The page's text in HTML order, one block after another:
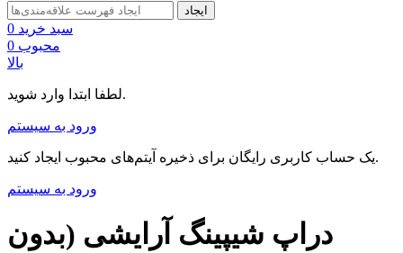
ایجاد
سبد خرید 0
محبوب 0
بالا
لطفا ابتدا وارد شوید.
ورود به سیستم
یک حساب کاربری رایگان برای ذخیره آیتم‌های محبوب ایجاد کنید.
ورود به سیستم
دراپ شیپینگ آرایشی (بدون